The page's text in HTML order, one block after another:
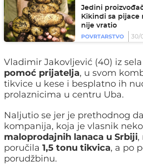
Jedini
Kikindi sa pijace
nije vratio
POVRTARSTVO
30/
Vladimir Jakovljević (40) iz
pomoć prijatelja, u svom
tikvice u kese i besplatno ih
prolaznicima u centru Uba.
Naljutio se jer je prethodnog
kompanija, koja je vlasnik
maloprodajnih lanaca u Srbiji,
poručila 1,5 tonu tikvica, a po
porudžbinu.